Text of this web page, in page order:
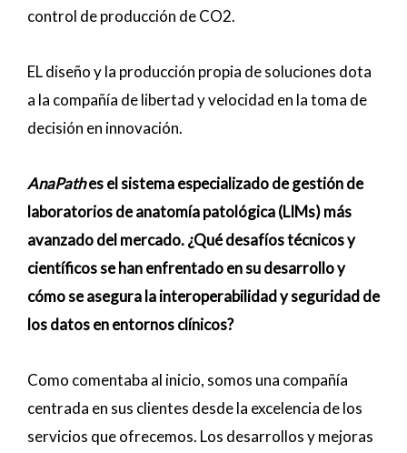
control de producción de CO2.
EL diseño y la producción propia de soluciones dota
a la compañía de libertad y velocidad en la toma de
decisión en innovación.
AnaPathes el sistema especializado de gestión de
laboratorios de anatomía patológica (LIMs) más
avanzado del mercado. ¿Qué desafíos técnicos y
científicos se han enfrentado en su desarrollo y
cómo se asegura la interoperabilidad y seguridad de
los datos en entornos clínicos?
Como comentaba al inicio, somos una compañía
centrada en sus clientes desde la excelencia de los
servicios que ofrecemos. Los desarrollos y mejoras